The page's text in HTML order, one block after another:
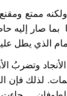
ممتع
بما صار إليه
الذي يطل
وتضربُ
لذلك فإن